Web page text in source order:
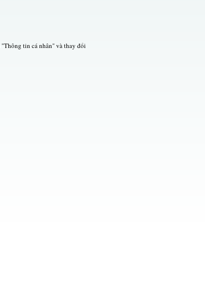
tin cá nhân" và thay đổi